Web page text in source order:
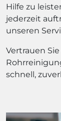
Hilfe zu
jederzeit
unseren
Vertrauen
schnell,